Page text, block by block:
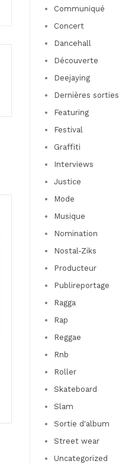
Communiqué
Concert
Dancehall
Découverte
Deejaying
Dernières sorties
Featuring
Festival
Graffiti
Interviews
Justice
Mode
Musique
Nomination
Nostal-Ziks
Producteur
Publireportage
Ragga
Rap
Reggae
Rnb
Roller
Skateboard
Slam
Sortie d'album
Street wear
Uncategorized